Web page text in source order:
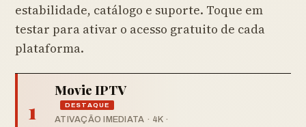
estabilidade, catálogo e suporte. Toque em
testar para ativar o acesso gratuito de cada
plataforma.
1
Movie IPTV
DESTAQUE
ATIVAÇÃO IMEDIATA · 4K ·